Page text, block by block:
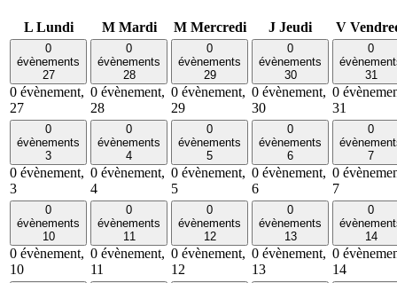
L Lundi M Mardi M Mercredi J Jeudi V
0
évènements
27
0 évènement,
27
0
évènements
28
0 évènement,
28
0
évènements
29
0 évènement,
29
0
évènements
30
0 évènement,
30
0
31
0
31
0
évènements
3
0 évènement,
3
0
évènements
4
0 évènement,
4
0
évènements
5
0 évènement,
5
0
évènements
6
0 évènement,
6
0
7
0
7
0
évènements
10
0 évènement,
10
0
évènements
11
0 évènement,
11
0
évènements
12
0 évènement,
12
0
évènements
13
0 évènement,
13
0
14
0
14